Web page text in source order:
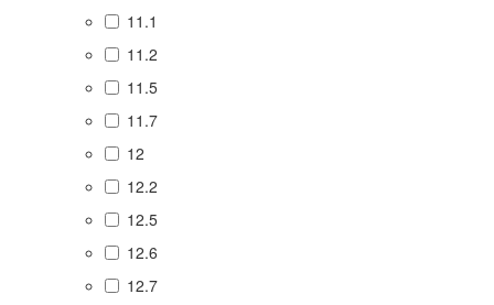
11.1
11.2
11.5
11.7
12
12.2
12.5
12.6
12.7